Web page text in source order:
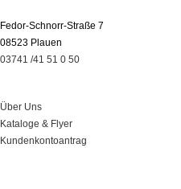
Fedor-Schnorr-Straße 7
08523 Plauen
03741 /41 51 0 50
Über Uns
Kataloge & Flyer
Kundenkontoantrag